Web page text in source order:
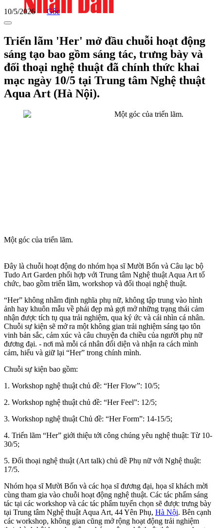
10/5/2026 Gốc
Triển lãm 'Her' mở đầu chuỗi hoạt động
sáng tạo bao gồm sáng tác, trưng bày và
đối thoại nghệ thuật đã chính thức khai
mạc ngày 10/5 tại Trung tâm Nghệ thuật
Aqua Art (Hà Nội).
Một góc của triển lãm.
Đây là chuỗi hoạt động do nhóm họa sĩ Mười Bốn và Câu lạc bộ
Tudo Art Garden phối hợp với Trung tâm Nghệ thuật Aqua Art tổ
chức, bao gồm triển lãm, workshop và đối thoại nghệ thuật.
“Her” không nhằm định nghĩa phụ nữ, không tập trung vào hình
ảnh hay khuôn mẫu về phái đẹp mà gợi mở những trạng thái cảm
nhận được tích tụ qua trải nghiệm, qua ký ức và cái nhìn cá nhân.
Chuỗi sự kiện sẽ mở ra một không gian trải nghiệm sáng tạo tôn
vinh bản sắc, cảm xúc và câu chuyện đa chiều của người phụ nữ
đương đại. - nơi mà mỗi cá nhân đối diện và nhận ra cách mình
cảm, hiểu và giữ lại “Her” trong chính mình.
Chuỗi sự kiện bao gồm:
1. Workshop nghệ thuật chủ đề: “Her Flow”: 10/5;
2. Workshop nghệ thuật chủ đề: “Her Feel”: 12/5;
3. Workshop nghệ thuật Chủ đề: “Her Form”: 14-15/5;
4. Triển lãm “Her” giới thiệu tới công chúng yêu nghệ thuật: Từ 10-
30/5;
5. Đối thoại nghệ thuật (Art talk) chủ đề Phụ nữ với Nghệ thuật:
17/5.
Nhóm họa sĩ Mười Bốn và các họa sĩ đương đại, họa sĩ khách mời
cùng tham gia vào chuỗi hoạt động nghệ thuật. Các tác phẩm sáng
tác tại các workshop và các tác phẩm tuyển chọn sẽ được trưng bày
tại Trung tâm Nghệ thuật Aqua Art, 44 Yên Phụ, Hà Nội. Bên cạnh
các workshop, không gian cũng mở rộng hoạt động trải nghiệm